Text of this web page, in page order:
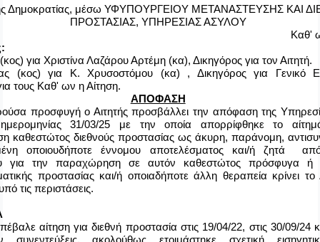
Δημοκρατίας, μέσω ΥΦΥΠΟΥΡΓΕΙΟΥ ΜΕΤΑΝΑΣΤΕΥΣΗΣ ΚΑΙ
ΠΡΟΣΤΑΣΙΑΣ, ΥΠΗΡΕΣΙΑΣ ΑΣΥΛΟΥ
Καθ'
:
για Χριστίνα Λαζάρου Αρτέμη (κα), Δικηγόρος για τον Αιτητή.
(κος) για Κ. Χρυσοστόμου (κα) , Δικηγόρος για Γενικό
τους Καθ' ων η Αίτηση.
ΑΠΟΦΑΣΗ
προσφυγή ο Αιτητής προσβάλλει την απόφαση της
ημερομηνίας 31/03/25 με την οποία απορρίφθηκε το
καθεστώτος διεθνούς προστασίας ως άκυρη, παράνομη,
οποιουδήποτε έννομου αποτελέσματος
και/ή ζητά
για την παραχώρηση σε αυτόν καθεστώτος πρόσφυγα ή
προστασίας και/ή οποιαδήποτε άλλη θεραπεία κρίνει το
τις περιστάσεις.
αίτηση για διεθνή προστασία στις 19/04/22, στις 30/09/24
συνεντεύξεις, ακολούθως ετοιμάστηκε σχετική